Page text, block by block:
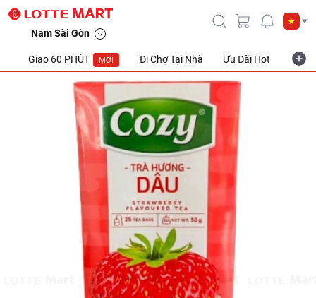
Nam Sài Gòn
Giao 60 PHÚT MỚI Đi Chợ Tại Nhà Ưu Đãi Hot
Trà Túi Lọc Cozy Hương Dâu Hộp 25 Gói x 2g